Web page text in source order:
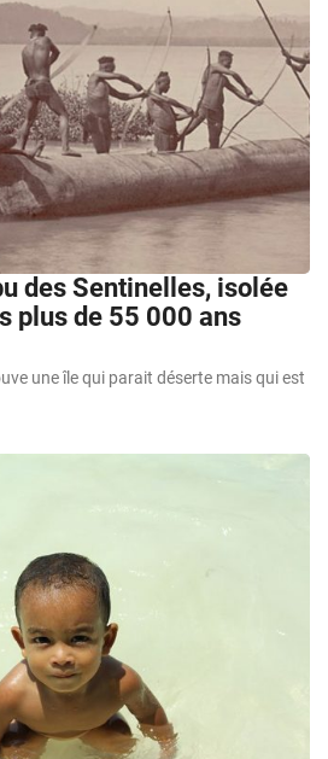
des Sentinelles, isolée
plus de 55 000 ans
une île qui parait déserte mais qui est